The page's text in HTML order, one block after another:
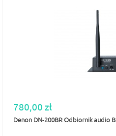
780,00 zł
Denon DN-200BR Odbiornik audio